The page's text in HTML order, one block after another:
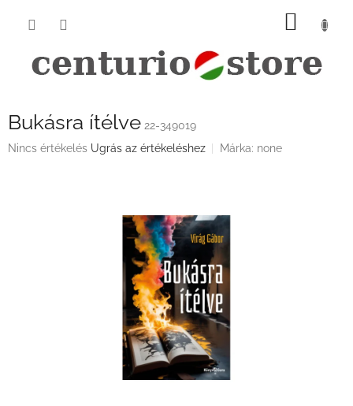
KOSÁR
Bukásra ítélve 22-349019
A
Nincs értékelés Ugrás az értékeléshez Márka: none